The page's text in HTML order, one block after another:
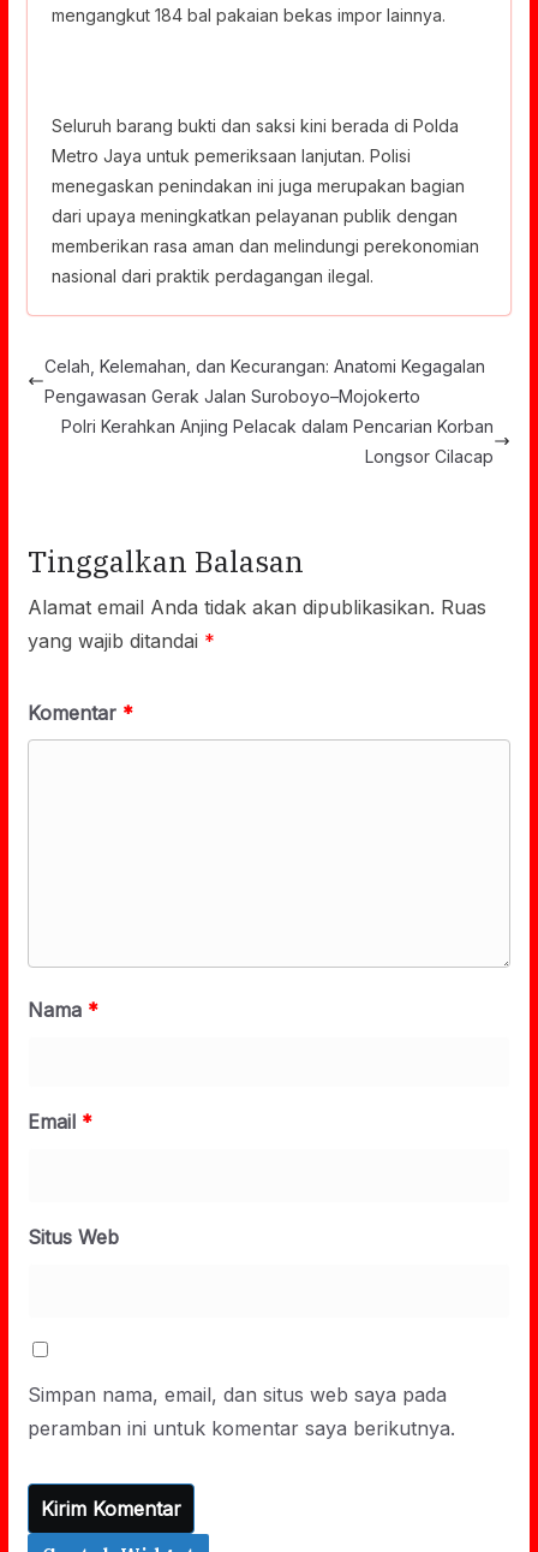
mengangkut 184 bal pakaian bekas impor lainnya.
Seluruh barang bukti dan saksi kini berada di Polda
Metro Jaya untuk pemeriksaan lanjutan. Polisi
menegaskan penindakan ini juga merupakan bagian
dari upaya meningkatkan pelayanan publik dengan
memberikan rasa aman dan melindungi perekonomian
nasional dari praktik perdagangan ilegal.
Celah, Kelemahan, dan Kecurangan: Anatomi Kegagalan
Pengawasan Gerak Jalan Suroboyo–Mojokerto
Polri Kerahkan Anjing Pelacak dalam Pencarian Korban
Longsor Cilacap
Tinggalkan Balasan
Alamat email Anda tidak akan dipublikasikan. Ruas
yang wajib ditandai *
Komentar *
Nama *
Email *
Situs Web
Simpan nama, email, dan situs web saya pada
peramban ini untuk komentar saya berikutnya.